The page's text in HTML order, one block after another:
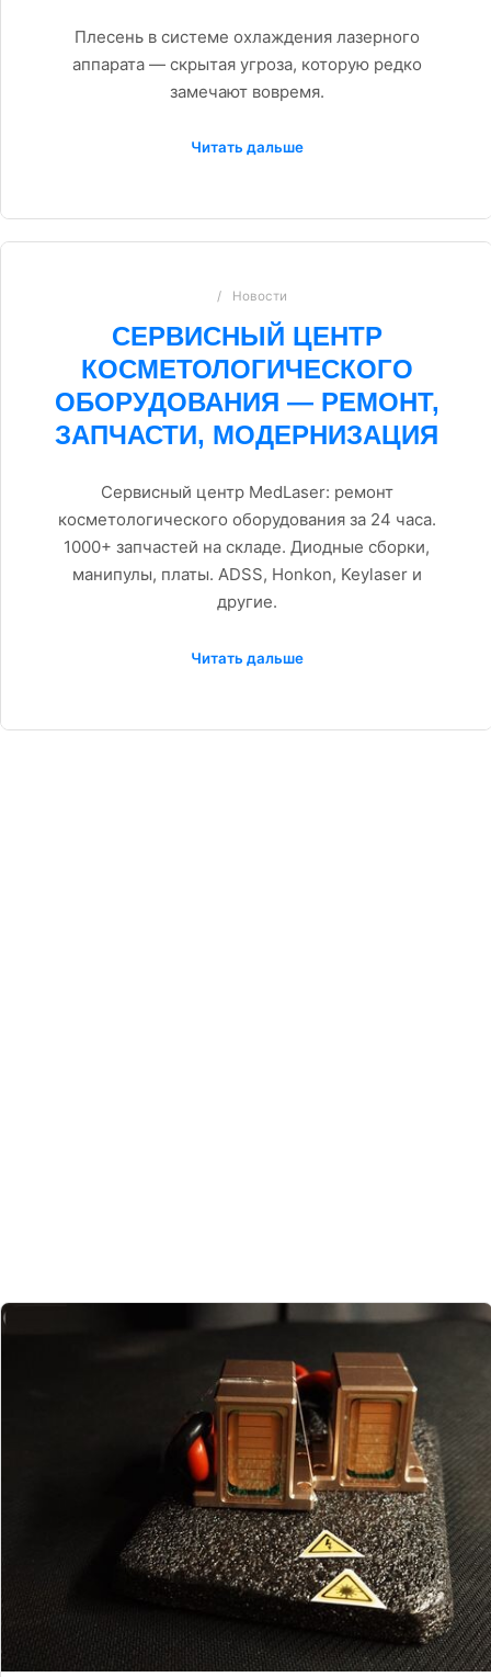
Плесень в системе охлаждения лазерного
аппарата — скрытая угроза, которую редко
замечают вовремя.
Читать дальше
Новости
СЕРВИСНЫЙ ЦЕНТР
КОСМЕТОЛОГИЧЕСКОГО
ОБОРУДОВАНИЯ — РЕМОНТ,
ЗАПЧАСТИ, МОДЕРНИЗАЦИЯ
Сервисный центр MedLaser: ремонт
косметологического оборудования за 24 часа.
1000+ запчастей на складе. Диодные сборки,
манипулы, платы. ADSS, Honkon, Keylaser и
другие.
Читать дальше